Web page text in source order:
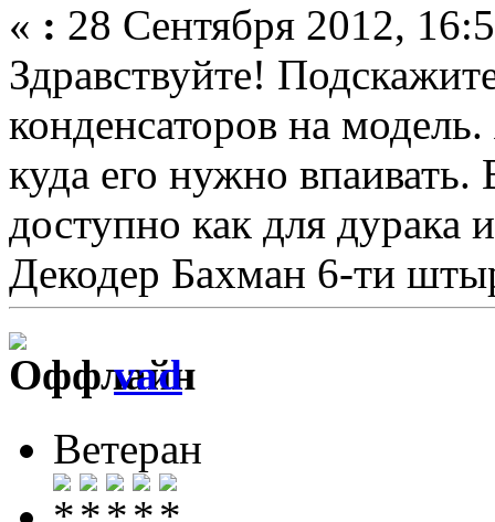
« : 28 Сентября 2012,
Здравствуйте!
конденсаторов на
куда его нужно
доступно как для дурака
Декодер Бахман 6-ти
vad
Ветеран